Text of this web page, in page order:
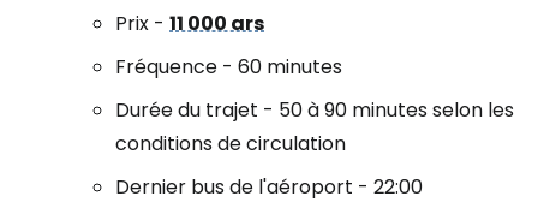
Prix - 11 000 ars
Fréquence - 60 minutes
Durée du trajet - 50 à 90 minutes selon les
conditions de circulation
Dernier bus de l'aéroport - 22:00